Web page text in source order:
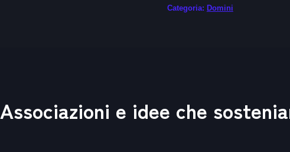
Categoria: Domini
Associazioni e idee che